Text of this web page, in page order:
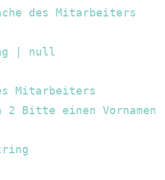
des Mitarbeiters
| null
Mitarbeiters
2 Bitte einen Vornamen